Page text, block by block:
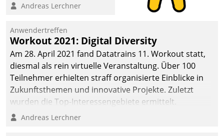
Teilnehmer kurzweilige
Cloud-Strategien und -
Lösungen mit hohem
Zukunftspotenzial.
Andreas Lerchner
Anwendertreffen
Workout 2021: Digital Diversity
Am 28. April 2021 fand Datatrains 11. Workout statt,
diesmal als rein virtuelle Veranstaltung. Über 100
Teilnehmer erhielten straff organisierte Einblicke in
Zukunftsthemen und innovative Projekte. Zuletzt
wurden die Top-Interessengebiete ermittelt.
Andreas Lerchner